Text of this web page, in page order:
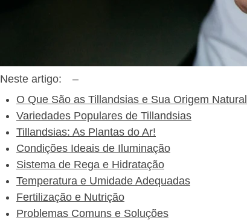
Neste artigo:
–
O Que São as Tillandsias e Sua Origem Natural
Variedades Populares de Tillandsias
Tillandsias: As Plantas do Ar!
Condições Ideais de Iluminação
Sistema de Rega e Hidratação
Temperatura e Umidade Adequadas
Fertilização e Nutrição
Problemas Comuns e Soluções